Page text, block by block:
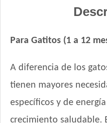
Nutrique Baby Cat & Kitten
Old Prince Premium Gatitos
Pro Plan Gato Cachorro
Raza Gatitos
Royal Canin Gato Mother &
Para Gatitos (1 a 12
A diferencia de los
tienen mayores
específicos y de
crecimiento saludable.